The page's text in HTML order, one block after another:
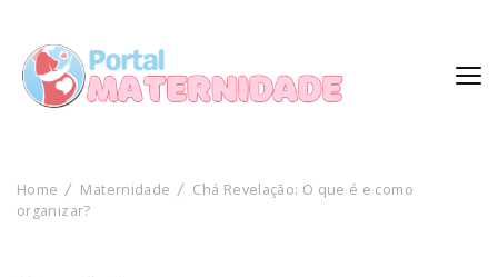
Home Maternidade
Chá Revelação: O que é e como
organizar?